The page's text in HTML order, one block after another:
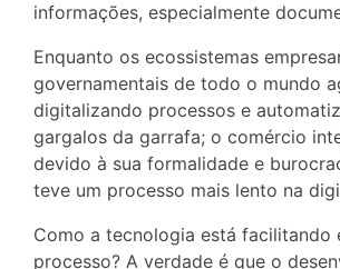
informações, especialmente
Enquanto os ecossistemas
governamentais de todo o mundo
digitalizando processos e
gargalos da garrafa; o comércio
devido à sua formalidade e
teve um processo mais lento na
Como a tecnologia está facilitando
processo? A verdade é que o